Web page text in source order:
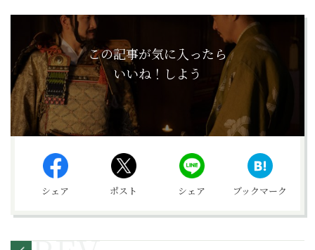
この記事が気に入ったら
いいね！しよう
シェア ポスト シェア ブックマーク